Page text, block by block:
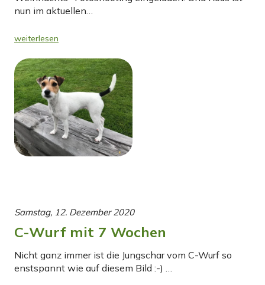
nun im aktuellen…
weiterlesen
Samstag, 12. Dezember 2020
C-Wurf mit 7 Wochen
Nicht ganz immer ist die Jungschar vom C-Wurf so
enstspannt wie auf diesem Bild :-) …